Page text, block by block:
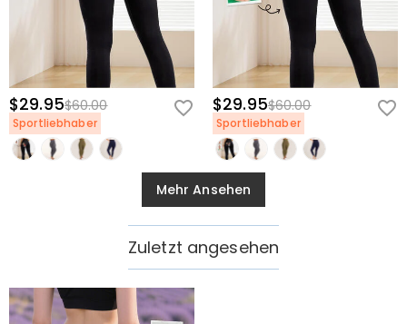
$29.95$60.00
Sportliebhaber
$29.95$60.00
Sportliebhaber
Mehr Ansehen
Zuletzt angesehen